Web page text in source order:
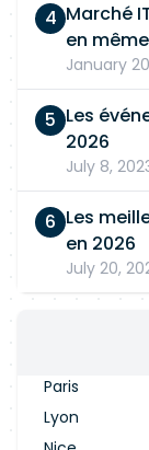
Marché
en
January
Les
2026
July 8,
Les
en 2026
July 20,
Paris
Lyon